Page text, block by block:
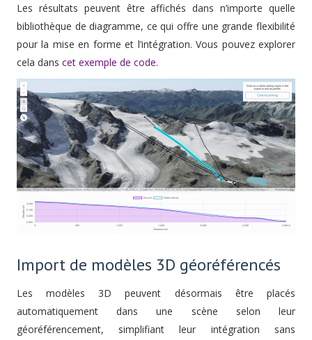
Les résultats peuvent être affichés dans n’importe quelle
bibliothèque de diagramme, ce qui offre une grande flexibilité
pour la mise en forme et l’intégration. Vous pouvez explorer
cela dans cet exemple de code.
Import de modèles 3D géoréférencés
Les modèles 3D peuvent désormais être placés
automatiquement dans une scène selon leur
géoréférencement, simplifiant leur intégration sans